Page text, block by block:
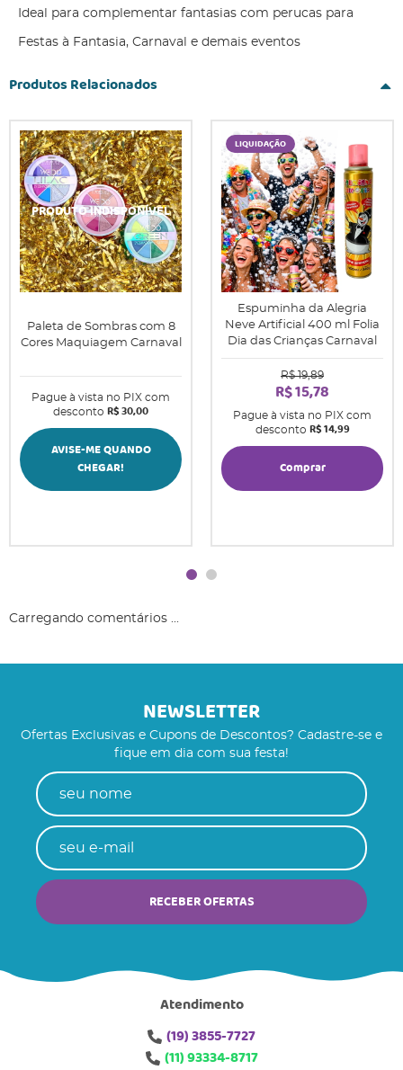
Ideal para complementar fantasias com perucas para
Festas à Fantasia, Carnaval e demais eventos
Produtos Relacionados
Paleta de Sombras com 8
Cores Maquiagem Carnaval
Pague à vista no PIX com
desconto R$ 30,00
AVISE-ME QUANDO
CHEGAR!
LIQUIDAÇÃO
Espuminha da Alegria
Neve Artificial 400 ml Folia
Dia das Crianças Carnaval
R$ 19,89
R$ 15,78
Pague à vista no PIX com
desconto R$ 14,99
Comprar
Carregando comentários ...
NEWSLETTER
Ofertas Exclusivas e Cupons de Descontos? Cadastre-se e
fique em dia com sua festa!
RECEBER OFERTAS
Atendimento
(19)3855-7727
(11)93334-8717